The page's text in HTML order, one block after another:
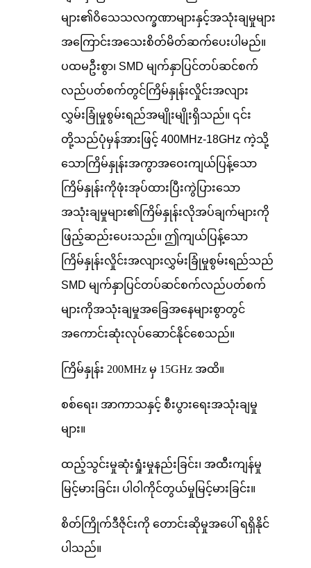
များ၏ဝိသေသလက္ခဏာများနှင့်အသုံးချမှုများ
အကြောင်းအသေးစိတ်မိတ်ဆက်ပေးပါမည်။
ပထမဦးစွာ၊ SMD မျက်နှာပြင်တပ်ဆင်စက်
လည်ပတ်စက်တွင်ကြိမ်နှုန်းလှိုင်းအလျား
လွှမ်းခြုံမှုစွမ်းရည်အမျိုးမျိုးရှိသည်။ ၎င်း
တို့သည်ပုံမှန်အားဖြင့် 400MHz-18GHz ကဲ့သို့
သောကြိမ်နှုန်းအကွာအဝေးကျယ်ပြန့်သော
ကြိမ်နှုန်းကိုဖုံးအုပ်ထားပြီးကွဲပြားသော
အသုံးချမှုများ၏ကြိမ်နှုန်းလိုအပ်ချက်များကို
ဖြည့်ဆည်းပေးသည်။ ဤကျယ်ပြန့်သော
ကြိမ်နှုန်းလှိုင်းအလျားလွှမ်းခြုံမှုစွမ်းရည်သည်
SMD မျက်နှာပြင်တပ်ဆင်စက်လည်ပတ်စက်
များကိုအသုံးချမှုအခြေအနေများစွာတွင်
အကောင်းဆုံးလုပ်ဆောင်နိုင်စေသည်။
ကြိမ်နှုန်း 200MHz မှ 15GHz အထိ။
စစ်ရေး၊ အာကာသနှင့် စီးပွားရေးအသုံးချမှု
များ။
ထည့်သွင်းမှုဆုံးရှုံးမှုနည်းခြင်း၊ အထီးကျန်မှု
မြင့်မားခြင်း၊ ပါဝါကိုင်တွယ်မှုမြင့်မားခြင်း။
စိတ်ကြိုက်ဒီဇိုင်းကို တောင်းဆိုမှုအပေါ် ရရှိနိုင်
ပါသည်။